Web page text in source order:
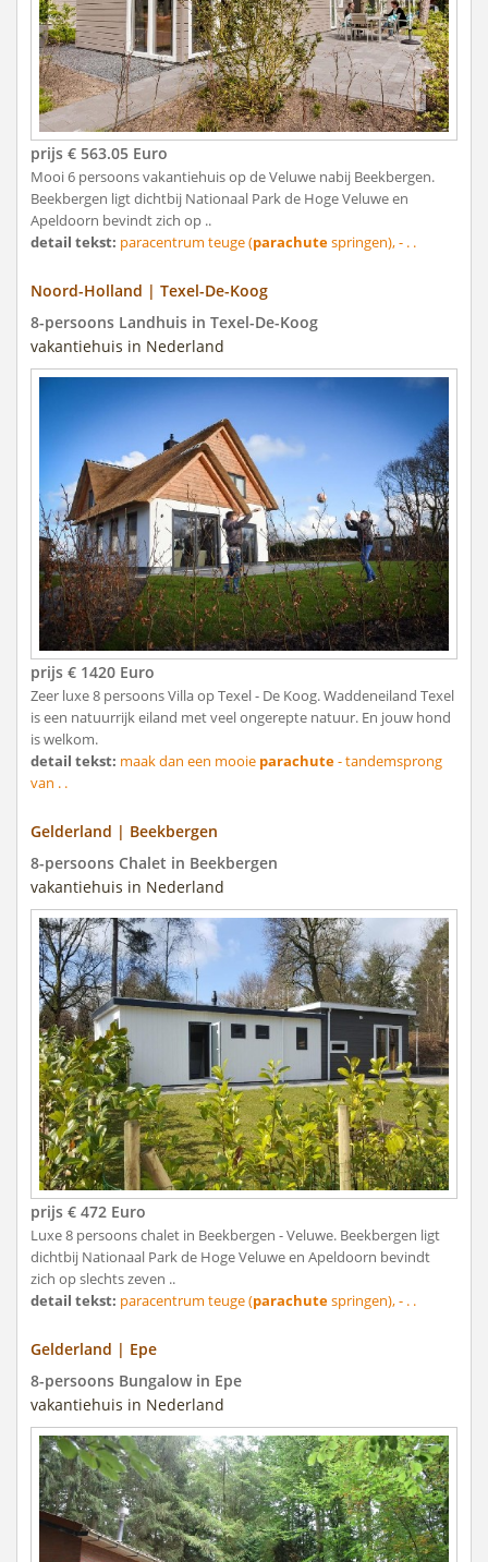
prijs € 563.05 Euro
Mooi 6 persoons vakantiehuis op de Veluwe nabij Beekbergen.
Beekbergen ligt dichtbij Nationaal Park de Hoge Veluwe en
Apeldoorn bevindt zich op ..
detail tekst: paracentrum teuge (parachutespringen), - . .
Noord-Holland | Texel-De-Koog
8-persoons Landhuis in Texel-De-Koog
vakantiehuis in Nederland
prijs € 1420 Euro
Zeer luxe 8 persoons Villa op Texel - De Koog. Waddeneiland Texel
is een natuurrijk eiland met veel ongerepte natuur. En jouw hond
is welkom.
detail tekst: maak dan een mooie parachute- tandemsprong
van . .
Gelderland | Beekbergen
8-persoons Chalet in Beekbergen
vakantiehuis in Nederland
prijs € 472 Euro
Luxe 8 persoons chalet in Beekbergen - Veluwe. Beekbergen ligt
dichtbij Nationaal Park de Hoge Veluwe en Apeldoorn bevindt
zich op slechts zeven ..
detail tekst: paracentrum teuge (parachutespringen), - . .
Gelderland | Epe
8-persoons Bungalow in Epe
vakantiehuis in Nederland